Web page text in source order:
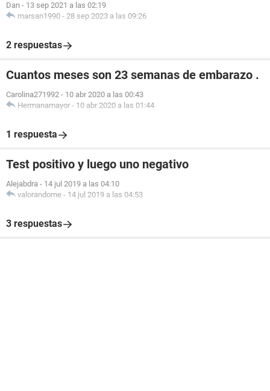
Dan - 13 sep 2021 a las 02:19
marsan1990 - 28 sep 2023 a las 09:26
2 respuestas
Cuantos meses son 23 semanas de embarazo .
Carolina271992 - 10 abr 2020 a las 00:43
Hermanamayor - 10 abr 2020 a las 01:44
1 respuesta
Test positivo y luego uno negativo
Alejabdra - 14 jul 2019 a las 04:10
valorandome - 14 jul 2019 a las 04:53
3 respuestas